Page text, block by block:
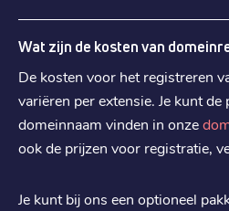
.es
Registratie : € 3,99
Verhuizen: € 3,99
€ 5,49
.us
Wat zijn de kosten van
De kosten voor het registreren
variëren per extensie. Je kunt
domeinnaam vinden in onze
ook de prijzen voor registratie,
Je kunt bij ons een optioneel